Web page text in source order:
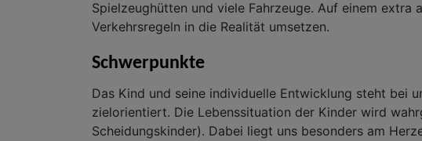
Spielzeughütten und viele Fahrzeuge. Auf einem
Verkehrsregeln in die Realität umsetzen.
Schwerpunkte
Das Kind und seine individuelle Entwicklung steht bei
zielorientiert. Die Lebenssituation der Kinder wird
Scheidungskinder). Dabei liegt uns besonders am